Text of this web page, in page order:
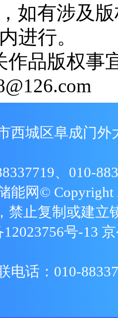
如有涉及
进行。
作品版权事
西城区阜成门外
、010-
能网© Copyright
禁止复制或建立
号-13
电话：010-